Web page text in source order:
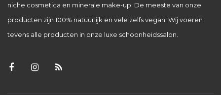
niche cosmetica en minerale make-up. De meeste van onze
producten zijn 100% natuurlijk en vele zelfs vegan. Wij voeren
tevens alle producten in onze luxe schoonheidssalon.